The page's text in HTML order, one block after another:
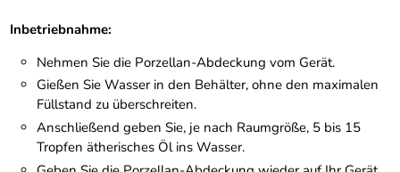
Inbetriebnahme:
Nehmen Sie die Porzellan-Abdeckung vom Gerät.
Gießen Sie Wasser in den Behälter, ohne den maximalen
Füllstand zu überschreiten.
Anschließend geben Sie, je nach Raumgröße, 5 bis 15
Tropfen ätherisches Öl ins Wasser.